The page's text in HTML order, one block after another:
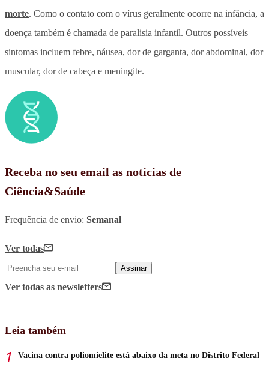
morte. Como o contato com o vírus geralmente ocorre na infância, a
doença também é chamada de paralisia infantil. Outros possíveis
sintomas incluem febre, náusea, dor de garganta, dor abdominal, dor
muscular, dor de cabeça e meningite.
Receba no seu email as notícias de
Ciência&Saúde
Frequência de envio: Semanal
Ver todas
Assinar
Ver todas as newsletters
Leia também
Vacina contra poliomielite está abaixo da meta no Distrito Federal